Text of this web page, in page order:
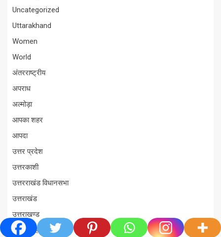
Uncategorized
Uttarakhand
Women
World
अंतरराष्ट्रीय
अपराध
अल्मोड़ा
आपका शहर
आपदा
उत्तर प्रदेश
उत्तरकाशी
उत्तरराखंड विधानसभा
उत्तराखंड
उत्तराखण्ड
ऊधम सिंह नगर